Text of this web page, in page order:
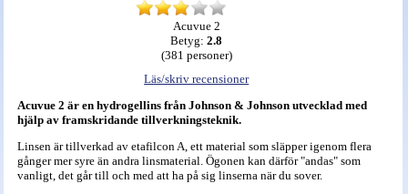
Acuvue 2
Betyg:2.8
(381 personer)
Läs/skriv recensioner
Acuvue 2 är en hydrogellins från Johnson & Johnson utvecklad med
hjälp av framskridande tillverkningsteknik.
Linsen är tillverkad av etafilcon A, ett material som släpper igenom flera
gånger mer syre än andra linsmaterial. Ögonen kan därför "andas" som
vanligt, det går till och med att ha på sig linserna när du sover.